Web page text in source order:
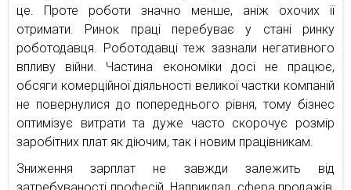
це. Проте роботи значно менше, аніж охочих її
отримати. Ринок праці перебуває у стані ринку
роботодавця. Роботодавці теж зазнали негативного
впливу війни. Частина економіки досі не працює,
обсяги комерційної діяльності великої частки компаній
не повернулися до попереднього рівня, тому бізнес
оптимізує витрати та дуже часто скорочує розмір
заробітних плат як діючим, так і новим працівникам.
Зниження зарплат не завжди залежить від